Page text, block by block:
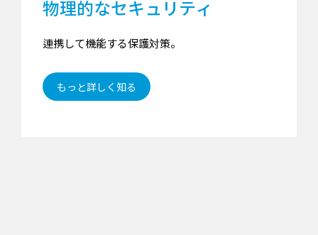
物理的なセキュリティ
連携して機能する保護対策。
もっと詳しく知る